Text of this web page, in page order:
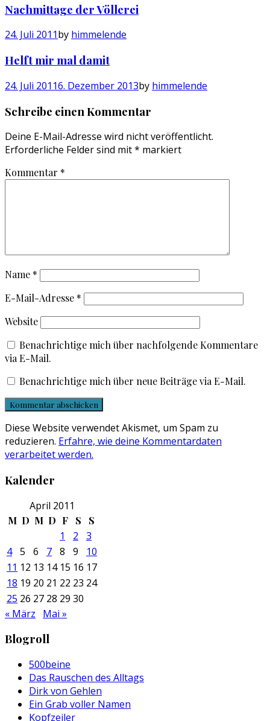
Nachmittage der Völlerei
24. Juli 2011by himmelende
Helft mir mal damit
24. Juli 20116. Dezember 2013by himmelende
Schreibe einen Kommentar
Deine E-Mail-Adresse wird nicht veröffentlicht.
Erforderliche Felder sind mit* markiert
Kommentar *
Name *
E-Mail-Adresse *
Website
Benachrichtige mich über nachfolgende Kommentare
via E-Mail.
Benachrichtige mich über neue Beiträge via E-Mail.
Diese Website verwendet Akismet, um Spam zu
reduzieren. Erfahre, wie deine Kommentardaten
verarbeitet werden.
Kalender
April 2011
M D M D F S S
1 2
3
4 5 6 7 8 9
10
11 12 13 14 15 16 17
18 19 20 21 22 23 24
25 26 27 28 29 30
« März
Mai »
Blogroll
500beine
Das Rauschen des Alltags
Dirk von Gehlen
Ein Grab voller Namen
Kopfzeiler